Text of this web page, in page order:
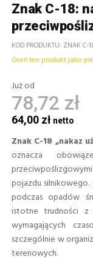
Znak C-18:
KOD PRODUKTU ZNAK C-
Oceń ten produkt jako
Już od
78,72 zł
64,00 zł
Znak C-18 „nakaz
oznacza
pojazdu
podczas opadów
istotne trudności z
wymagających
szczególnie w
terenowych.